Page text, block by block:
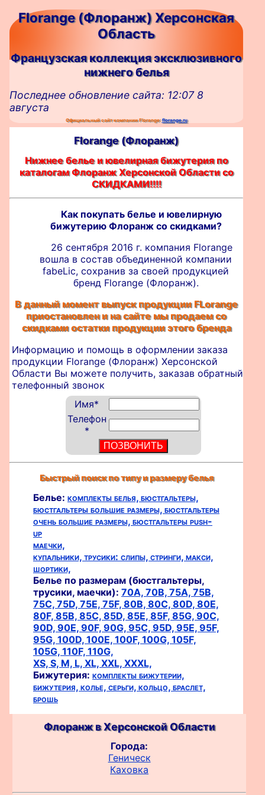
Florange (Флоранж) Херсонская
Область
Французская коллекция эксклюзивного
нижнего белья
Последнее обновление сайта: 12:07 8
августа
Официальный сайт компании Florange:florange.ru
Florange (Флоранж)
Нижнее белье и ювелирная бижутерия по
каталогам Флоранж Херсонской Области со
СКИДКАМИ!!!!
Как покупать белье и ювелирную
бижутерию Флоранж со скидками?
26 сентября 2016 г. компания Florange
вошла в состав объединенной компании
fabeLic, сохранив за своей продукцией
бренд Florange (Флоранж).
В данный момент выпуск продукции FLorange
приостановлен и на сайте мы продаем со
скидками остатки продукции этого бренда
Информацию и помощь в оформлении заказа
продукции Florange (Флоранж) Херсонской
Области Вы можете получить, заказав обратный
телефонный звонок
Имя*
Телефон
*
Быстрый поиск по типу и размеру белья
Белье: комплекты белья, бюстгальтеры,
бюстгальтеры большие размеры, бюстгальтеры
очень большие размеры, бюстгальтеры push-
up
маечки,
купальники, трусики: слипы, стринги, макси,
шортики,
Белье по размерам (бюстгальтеры,
трусики, маечки): 70A, 70B, 75A, 75B,
75C, 75D, 75E, 75F, 80B, 80C, 80D, 80E,
80F, 85B, 85C, 85D, 85E, 85F, 85G, 90C,
90D, 90E, 90F, 90G, 95C, 95D, 95E, 95F,
95G, 100D, 100E, 100F, 100G, 105F,
105G, 110F, 110G,
XS, S, M, L, XL, XXL, XXXL,
Бижутерия: комплекты бижутерии,
бижутерия, колье, серьги, кольцо, браслет,
брошь
Флоранж в Херсонской Области
Города:
Геническ
Каховка